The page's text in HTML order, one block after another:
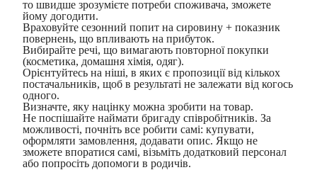
то швидше зрозумієте потреби споживача, зможете
йому догодити.
Враховуйте сезонний попит на сировину + показник
повернень, що впливають на прибуток.
Вибирайте речі, що вимагають повторної покупки
(косметика, домашня хімія, одяг).
Орієнтуйтесь на ніші, в яких є пропозиції від кількох
постачальників, щоб в результаті не залежати від когось
одного.
Визначте, яку націнку можна зробити на товар.
Не поспішайте наймати бригаду співробітників. За
можливості, почніть все робити самі: купувати,
оформляти замовлення, додавати опис. Якщо не
зможете впоратися самі, візьміть додатковий персонал
або попросіть допомоги в родичів.